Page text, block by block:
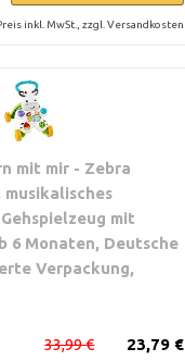
inkl. MwSt., zzgl. Versandkosten
mit mir - Zebra
mit
6 Monaten, Deutsche
Verpackung,
23,79 €
33,99 €